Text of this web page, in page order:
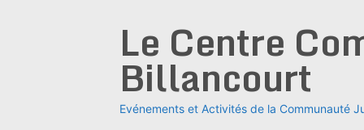
Le Centre
Billancourt
Evénements et Activités de la Communauté